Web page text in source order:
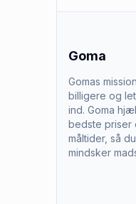
Goma
Gomas
billigere og
ind. Goma
bedste priser
måltider, så
mindsker